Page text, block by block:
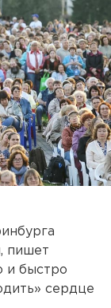
пишет
и быстро
сердце